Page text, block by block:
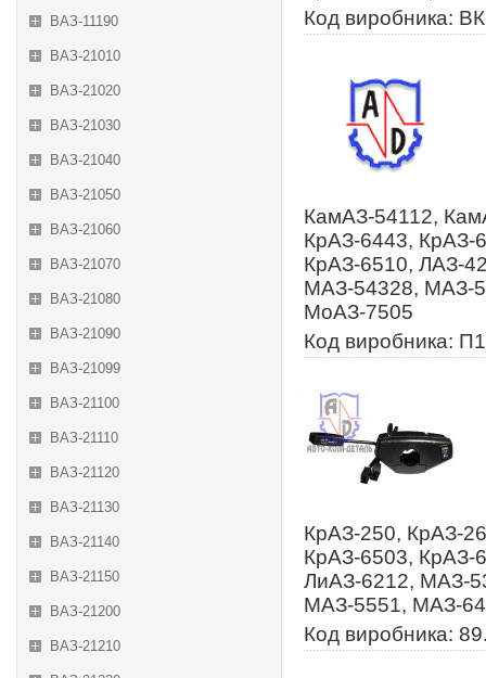
ВАЗ-11190
ВАЗ-21010
ВАЗ-21020
ВАЗ-21030
ВАЗ-21040
ВАЗ-21050
ВАЗ-21060
ВАЗ-21070
ВАЗ-21080
ВАЗ-21090
ВАЗ-21099
ВАЗ-21100
ВАЗ-21110
ВАЗ-21120
ВАЗ-21130
ВАЗ-21140
ВАЗ-21150
ВАЗ-21200
ВАЗ-21210
Код виробника:
КамАЗ-54112,
КрАЗ-6443, КрАЗ-
КрАЗ-6510, ЛАЗ-
МАЗ-54328, МАЗ-
МоАЗ-7505
Код виробника:
КрАЗ-250, КрАЗ-
КрАЗ-6503, КрАЗ-
ЛиАЗ-6212, МАЗ-
МАЗ-5551, МАЗ-
Код виробника: